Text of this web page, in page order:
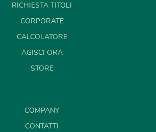
RICHIESTA TITOLI
CORPORATE
CALCOLATORE
AGISCI ORA
STORE
COMPANY
CONTATTI